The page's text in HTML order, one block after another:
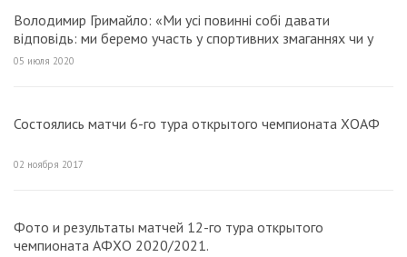
Володимир Гримайло: «Ми усі повинні собі давати
відповідь: ми беремо участь у спортивних змаганнях чи у
рухових активностях?»
05 июля 2020
Состоялись матчи 6-го тура открытого чемпионата ХОАФ
02 ноября 2017
Фото и результаты матчей 12-го тура открытого
чемпионата АФХО 2020/2021.